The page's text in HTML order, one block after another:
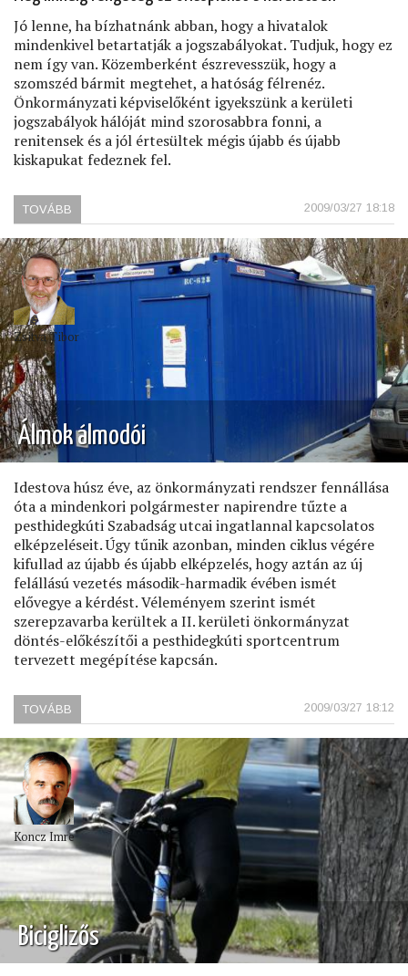
Jó lenne, ha bízhatnánk abban, hogy a hivatalok
mindenkivel betartatják a jogszabályokat. Tudjuk, hogy ez
nem így van. Közemberként észrevesszük, hogy a
szomszéd bármit megtehet, a hatóság félrenéz.
Önkormányzati képviselőként igyekszünk a kerületi
jogszabályok hálóját mind szorosabbra fonni, a
renitensek és a jól értesültek mégis újabb és újabb
kiskapukat fedeznek fel.
2009/03/27 18:18
TOVÁBB
NEM
LESZ
PANDÚR)
Álmok álmodói
Zsitva Tibor
Idestova húsz éve, az önkormányzati rendszer fennállása
óta a mindenkori polgármester napirendre tűzte a
pesthidegkúti Szabadság utcai ingatlannal kapcsolatos
elképzeléseit. Úgy tűnik azonban, minden ciklus végére
kifullad az újabb és újabb elképzelés, hogy aztán az új
felállású vezetés második-harmadik évében ismét
elővegye a kérdést. Véleményem szerint ismét
szerepzavarba kerültek a II. kerületi önkormányzat
döntés-előkészítői a pesthidegkúti sportcentrum
tervezett megépítése kapcsán.
2009/03/27 18:12
TOVÁBB
ÁLMODÓI)
Biciglizős
Koncz Imre